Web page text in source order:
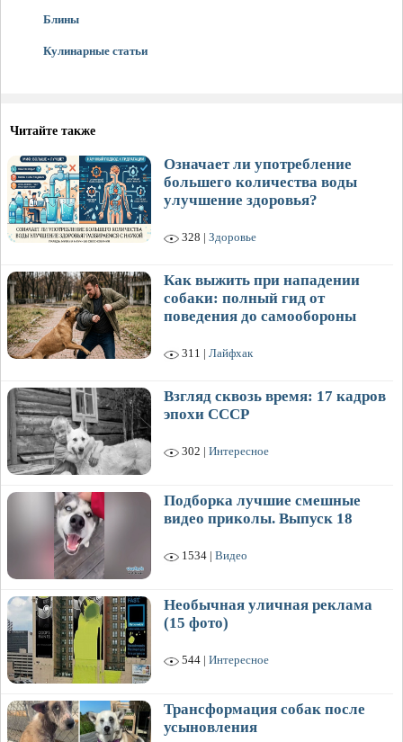
Блины
Кулинарные статьи
Читайте также
Означает ли употребление
большего количества воды
улучшение здоровья?
328 | Здоровье
Как выжить при нападении
собаки: полный гид от
поведения до самообороны
311 | Лайфхак
Взгляд сквозь время: 17 кадров
эпохи СССР
302 | Интересное
Подборка лучшие смешные
видео приколы. Выпуск 18
1534 | Видео
Необычная уличная реклама
(15 фото)
544 | Интересное
Трансформация собак после
усыновления